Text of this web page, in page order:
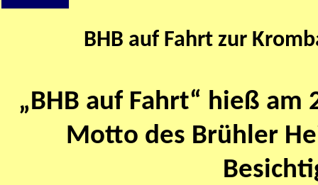
BHB auf Fahrt zur
„BHB auf Fahrt“ hieß
Motto des Brühler